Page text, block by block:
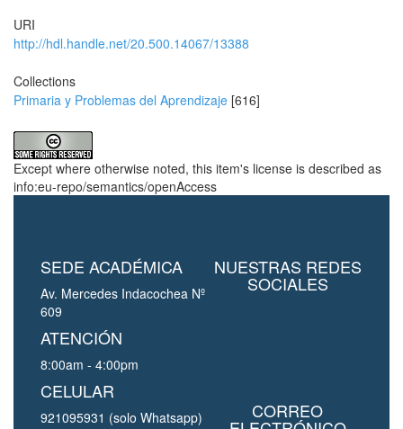
URI
http://hdl.handle.net/20.500.14067/13388
Collections
Primaria y Problemas del Aprendizaje [616]
Except where otherwise noted, this item's license is described as
info:eu-repo/semantics/openAccess
SEDE ACADÉMICA
Av. Mercedes Indacochea Nº
609
ATENCIÓN
8:00am - 4:00pm
CELULAR
921095931 (solo Whatsapp)
NUESTRAS REDES
SOCIALES
CORREO